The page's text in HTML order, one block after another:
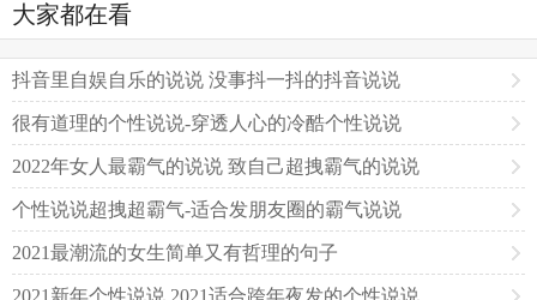
大家都在看
抖音里自娱自乐的说说 没事抖一抖的抖音说说
很有道理的个性说说-穿透人心的冷酷个性说说
2022年女人最霸气的说说 致自己超拽霸气的说说
个性说说超拽超霸气-适合发朋友圈的霸气说说
2021最潮流的女生简单又有哲理的句子
2021新年个性说说 2021适合跨年夜发的个性说说